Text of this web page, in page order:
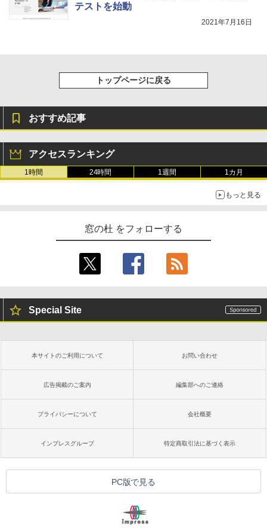
テストを始動
2021年7月16日
トップページに戻る
おすすめ記事
アクセスランキング
1時間 24時間 1週間 1カ月
もっと見る
窓の杜 をフォローする
Special Site
本サイトのご利用について お問い合わせ
広告掲載のご案内 編集部へのご連絡
プライバシーについて 会社概要
インプレスグループ 特定商取引法に基づく表示
PC版で見る